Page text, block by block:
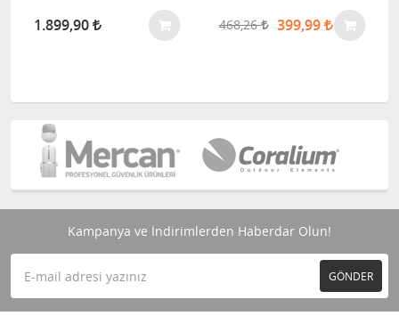
1.899,90 468,26 399,99
Kampanya ve İndirimlerden Haberdar Olun!
GÖNDER